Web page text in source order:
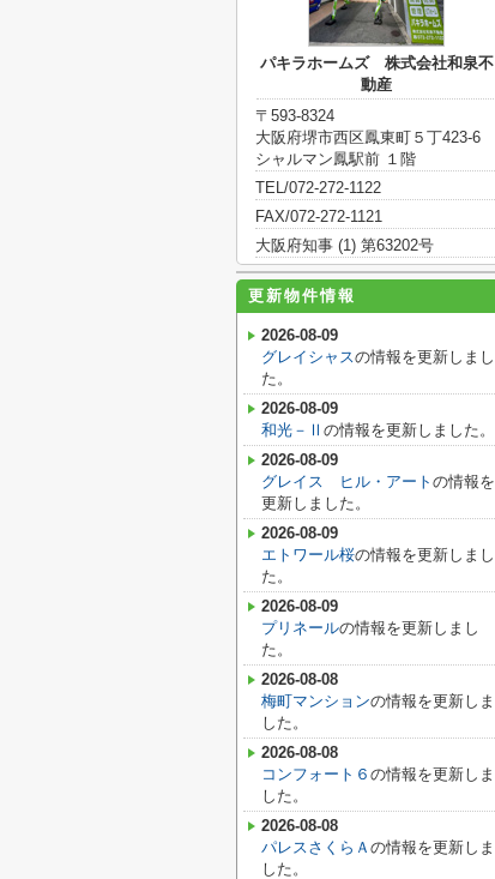
パキラホームズ 株式会社和泉不
動産
〒593-8324
大阪府堺市西区鳳東町５丁423-6
シャルマン鳳駅前 １階
TEL/072-272-1122
FAX/072-272-1121
大阪府知事 (1) 第63202号
更新物件情報
2026-08-09
グレイシャスの情報を更新しまし
た。
2026-08-09
和光－Ⅱ の情報を更新しました。
2026-08-09
グレイス ヒル・アート の情報を
更新しました。
2026-08-09
エトワール桜の情報を更新しまし
た。
2026-08-09
プリネールの情報を更新しまし
た。
2026-08-08
梅町マンションの情報を更新しま
した。
2026-08-08
コンフォート６ の情報を更新しま
した。
2026-08-08
パレスさくらＡ の情報を更新しま
した。